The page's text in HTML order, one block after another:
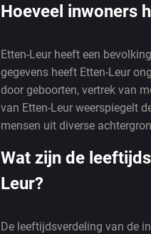
Hoeveel inwoners
Etten-Leur heeft een
gegevens heeft Etten-Leur
door geboorten, vertrek van
van Etten-Leur weerspiegelt
mensen uit diverse
Wat zijn de
Leur?
De leeftijdsverdeling van de